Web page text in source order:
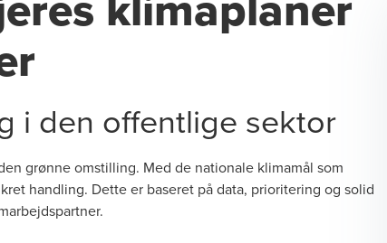
i den offentlige sektor
grønne omstilling. Med de nationale klimamål som
handling. Dette er baseret på data, prioritering og solid